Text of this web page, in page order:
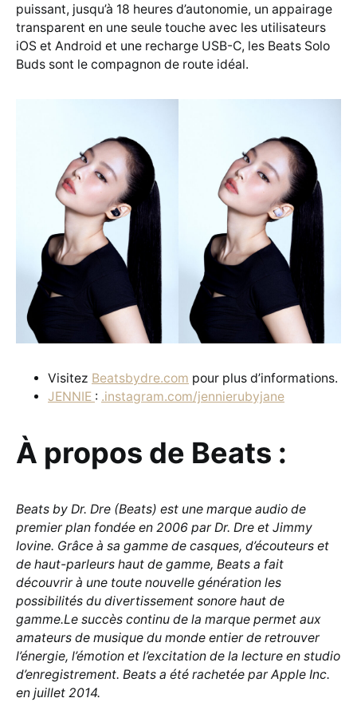
puissant, jusqu’à 18 heures d’autonomie, un appairage
transparent en une seule touche avec les utilisateurs
iOS et Android et une recharge USB-C, les Beats Solo
Buds sont le compagnon de route idéal.
Visitez Beatsbydre.com pour plus d’informations.
JENNIE : .instagram.com/jennierubyjane
À propos de Beats :
Beats by Dr. Dre (Beats) est une marque audio de
premier plan fondée en 2006 par Dr. Dre et Jimmy
Iovine. Grâce à sa gamme de casques, d’écouteurs et
de haut-parleurs haut de gamme, Beats a fait
découvrir à une toute nouvelle génération les
possibilités du divertissement sonore haut de
gamme.Le succès continu de la marque permet aux
amateurs de musique du monde entier de retrouver
l’énergie, l’émotion et l’excitation de la lecture en studio
d’enregistrement. Beats a été rachetée par Apple Inc.
en juillet 2014.